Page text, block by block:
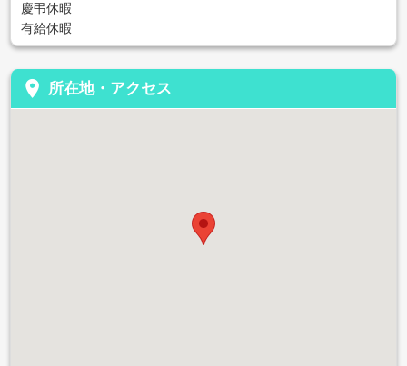
慶弔休暇
有給休暇
place 所在地・アクセス